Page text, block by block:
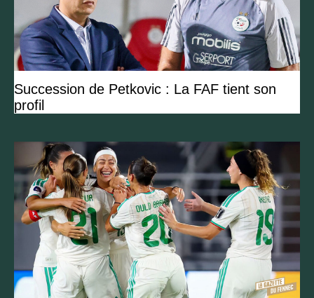
Succession de Petkovic : La FAF tient son
profil